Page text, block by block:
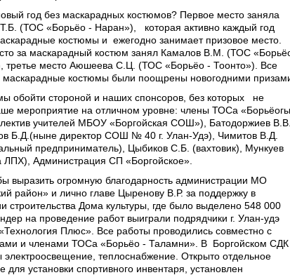
год без маскарадных костюмов? Первое место заняла
(ТОС «Борьёо - Наран»), которая активно каждый год
костюмы и ежегодно занимает призовое место.
за маскарадный костюм занял Камалов В.М. (ТОС
третье место Аюшеева С.Ц. (ТОС «Борьёо - Тоонто»). Все
маскарадные костюмы были поощрены новогодними
обойти стороной и наших спонсоров, без которых не
мероприятие на отличном уровне: члены ТОСа «Борьёогы
учителей МБОУ «Боргойская СОШ»), Батодоржиев В.В.,
Б.Д.(ныне директор СОШ № 40 г. Улан-Удэ), Чимитов В.Д.
предприниматель), Цыбиков С.Б. (вахтовик), Мункуев
ЛПХ), Администрация СП «Боргойское».
выразить огромную благодарность администрации МО
район» и лично главе Цыренову В.Р. за поддержку в
строительства Дома культуры, где было выделено 548 000
на проведение работ выиграли подрядчики г. Улан-удэ
Плюс». Все работы проводились совместно с
и членами ТОСа «Борьёо - Таламни». В Боргойском СДК
электроосвещение, теплоснабжение. Открыто отдельное
установки спортивного инвентаря, установлен